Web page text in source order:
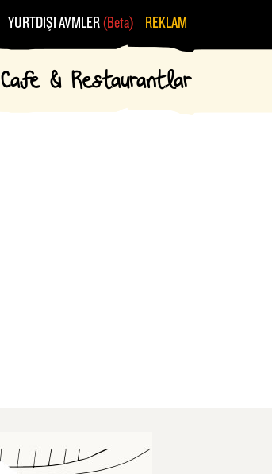
YURTDIŞI AVMLER (Beta) REKLAM
Cafe & Restaurantlar